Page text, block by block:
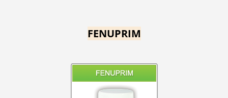
FENUPRIM